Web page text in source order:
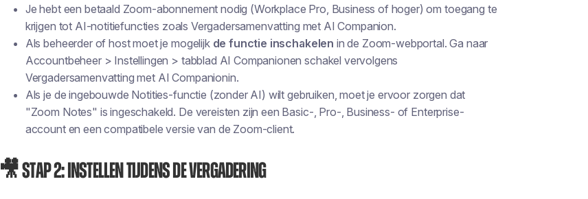
Je hebt een betaald Zoom-abonnement nodig (Workplace Pro, Business of hoger) om toegang te
krijgen tot AI-notitiefuncties zoals Vergadersamenvatting met AI Companion.
Als beheerder of host moet je mogelijk de functie inschakelen in de Zoom-webportal. Ga naar
Accountbeheer > Instellingen > tabblad AI Companionen schakel vervolgens
Vergadersamenvatting met AI Companionin.
Als je de ingebouwde Notities-functie (zonder AI) wilt gebruiken, moet je ervoor zorgen dat
"Zoom Notes" is ingeschakeld. De vereisten zijn een Basic-, Pro-, Business- of Enterprise-
account en een compatibele versie van de Zoom-client.
🎥 Stap 2: Instellen tijdens de vergadering